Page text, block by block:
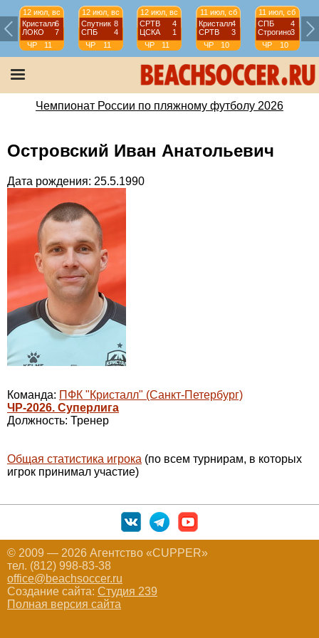
12 июл, вс
Кристалл6
ЛОКО
7
ЧР
11
тур
12 июл, вс
Спутник 8
СПБ
4
ЧР
11
тур
12 июл, вс
СРТВ
4
ЦСКА
1
ЧР
11
тур
11 июл, сб
Кристалл4
СРТВ
3
ЧР
10
тур
11 июл, сб
СПБ
4
Строгино3
ЧР
10
тур
Чемпионат России по пляжному футболу 2026
Островский Иван Анатольевич
Дата рождения: 25.5.1990
Команда: ПФК "Кристалл" (Санкт-Петербург)
ЧР-2026. Суперлига
Должность: Тренер
Общая статистика игрока (по всем турнирам, в которых
игрок принимал участие)
© 2009 — 2026 Агентство «CUPPER»
тел. (812) 998-83-38
office@beachsoccer.ru
Создание сайта: Студия 239
Полная версия сайта